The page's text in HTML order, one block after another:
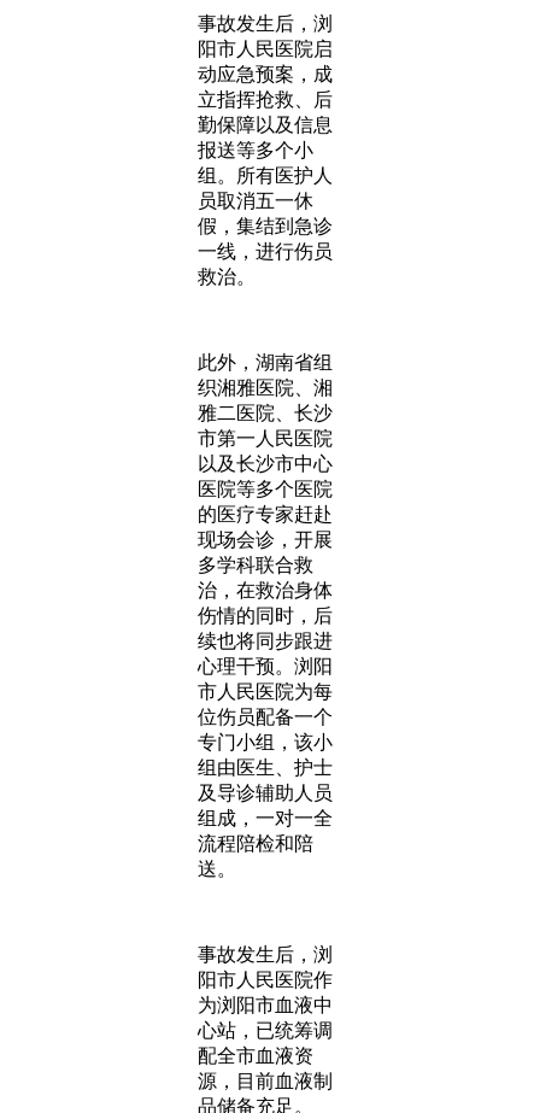
事故发生后，浏
阳市人民医院启
动应急预案，成
立指挥抢救、后
勤保障以及信息
报送等多个小
组。所有医护人
员取消五一休
假，集结到急诊
一线，进行伤员
救治。
此外，湖南省组
织湘雅医院、湘
雅二医院、长沙
市第一人民医院
以及长沙市中心
医院等多个医院
的医疗专家赶赴
现场会诊，开展
多学科联合救
治，在救治身体
伤情的同时，后
续也将同步跟进
心理干预。浏阳
市人民医院为每
位伤员配备一个
专门小组，该小
组由医生、护士
及导诊辅助人员
组成，一对一全
流程陪检和陪
送。
事故发生后，浏
阳市人民医院作
为浏阳市血液中
心站，已统筹调
配全市血液资
源，目前血液制
品储备充足。